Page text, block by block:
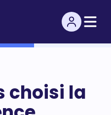
choisi la